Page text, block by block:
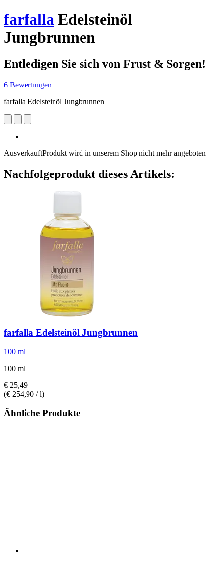
farfalla Edelsteinöl
Jungbrunnen
Entledigen Sie sich von Frust & Sorgen!
6 Bewertungen
farfalla Edelsteinöl Jungbrunnen
AusverkauftProdukt wird in unserem Shop nicht mehr angeboten
Nachfolgeprodukt dieses Artikels:
farfalla Edelsteinöl Jungbrunnen
100 ml
100 ml
€ 25,49
(€ 254,90 / l)
Ähnliche Produkte